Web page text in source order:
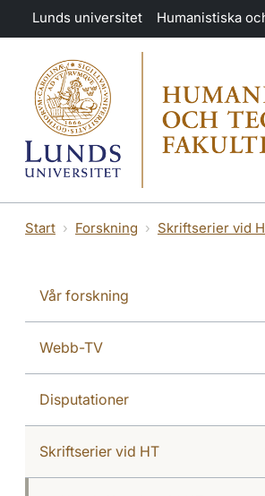
Hoppa till huvudinnehåll
Lunds universitet Humanistiska
Start Forskning Skriftserier vid
Vår forskning
Webb-TV
Disputationer
Skriftserier vid HT